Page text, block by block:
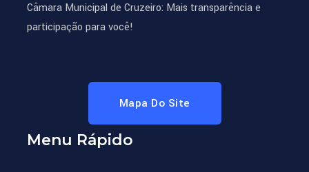
Câmara Municipal de Cruzeiro: Mais transparência e
participação para você!
Mapa Do Site
Menu Rápido